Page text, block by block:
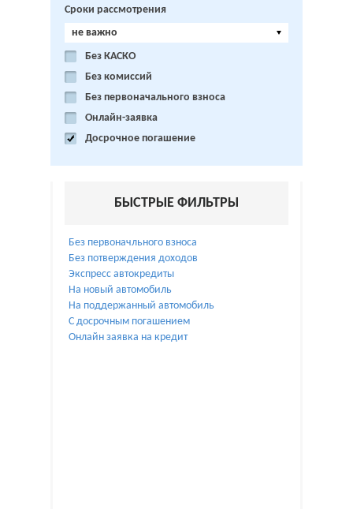
Сроки рассмотрения
не важно
Без КАСКО
Без комиссий
Без первоначального взноса
Онлайн-заявка
Досрочное погашение
БЫСТРЫЕ ФИЛЬТРЫ
Без первоначльного взноса
Без потверждения доходов
Экспресс автокредиты
На новый автомобиль
На поддержанный автомобиль
С досрочным погашением
Онлайн заявка на кредит